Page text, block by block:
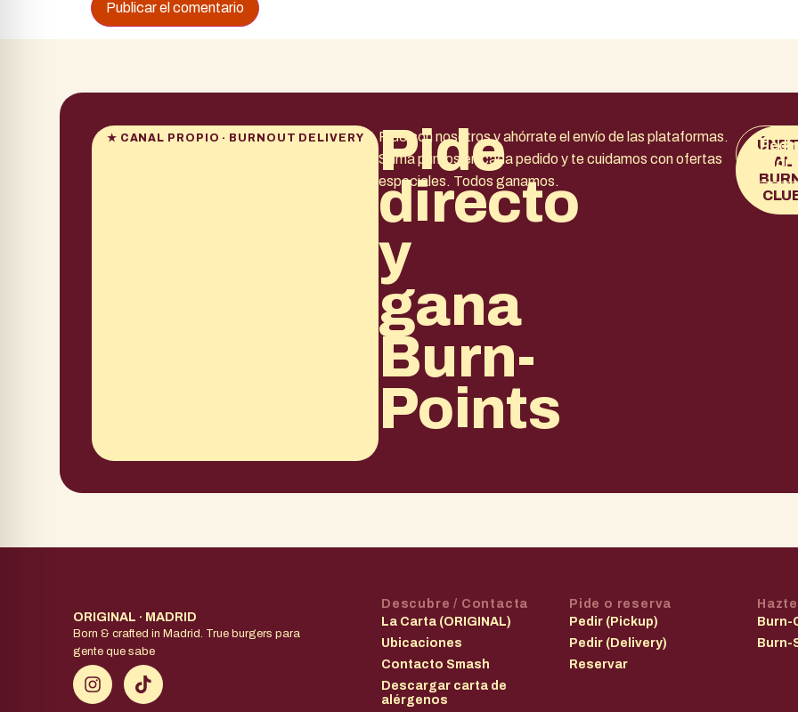
★ CANAL PROPIO · BURNOUT DELIVERY
Pide
directo
y
gana
Burn-
Points
Pide con nosotros y ahórrate el envío de las plataformas.
Suma puntos en cada pedido y te cuidamos con ofertas
especiales. Todos ganamos.
AL
Pedir
ahora
ORIGINAL · MADRID
Born & crafted in Madrid. True burgers para
gente que sabe
Descubre / Contacta
La Carta (ORIGINAL)
Ubicaciones
Contacto Smash
Descargar carta de
alérgenos
Pide o reserva
Pedir (Pickup)
Pedir (Delivery)
Reservar
Burn-
Burn-